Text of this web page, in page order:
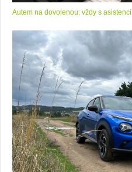
Autem na dovolenou: vždy s asistencí